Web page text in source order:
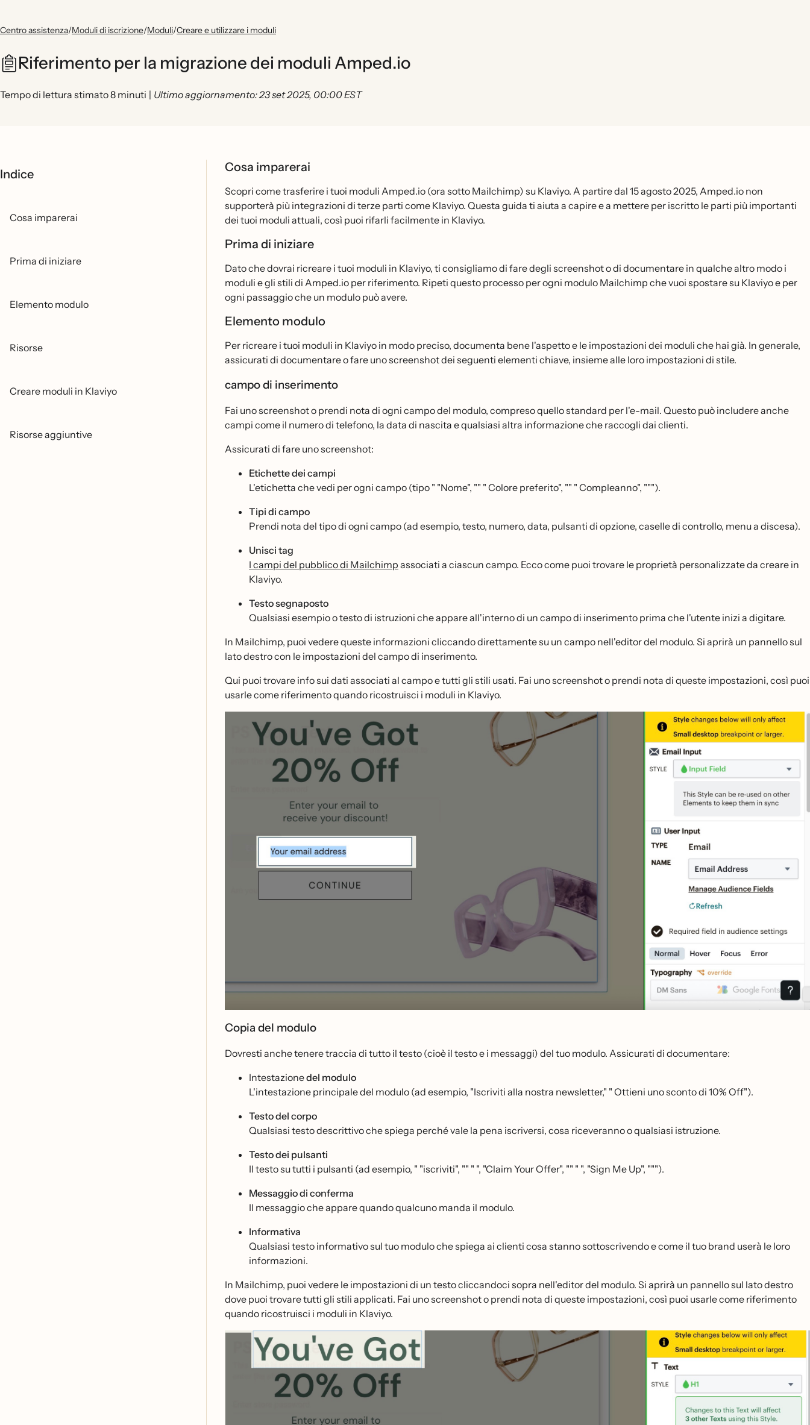
Centro assistenza/Moduli di iscrizione/Moduli/Creare e utilizzare i moduli
Riferimento per la migrazione dei moduli Amped.io
Tempo di lettura stimato 8 minuti | Ultimo aggiornamento: 23 set 2025, 00:00 EST
Indice
Cosa imparerai
Prima di iniziare
Elemento modulo
Risorse
Creare moduli in Klaviyo
Risorse aggiuntive
Cosa imparerai
Scopri come trasferire i tuoi moduli Amped.io (ora sotto Mailchimp) su Klaviyo. A partire dal 15 agosto 2025, Amped.io non
supporterà più integrazioni di terze parti come Klaviyo. Questa guida ti aiuta a capire e a mettere per iscritto le parti più importanti
dei tuoi moduli attuali, così puoi rifarli facilmente in Klaviyo.
Prima di iniziare
Dato che dovrai ricreare i tuoi moduli in Klaviyo, ti consigliamo di fare degli screenshot o di documentare in qualche altro modo i
moduli e gli stili di Amped.io per riferimento. Ripeti questo processo per ogni modulo Mailchimp che vuoi spostare su Klaviyo e per
ogni passaggio che un modulo può avere.
Elemento modulo
Per ricreare i tuoi moduli in Klaviyo in modo preciso, documenta bene l'aspetto e le impostazioni dei moduli che hai già. In generale,
assicurati di documentare o fare uno screenshot dei seguenti elementi chiave, insieme alle loro impostazioni di stile.
campo di inserimento
Fai uno screenshot o prendi nota di ogni campo del modulo, compreso quello standard per l'e-mail. Questo può includere anche
campi come il numero di telefono, la data di nascita e qualsiasi altra informazione che raccogli dai clienti.
Assicurati di fare uno screenshot:
Etichette dei campi
L'etichetta che vedi per ogni campo (tipo " "Nome", "" " Colore preferito", "" " Compleanno", """).
Tipi di campo
Prendi nota del tipo di ogni campo (ad esempio, testo, numero, data, pulsanti di opzione, caselle di controllo, menu a discesa).
Unisci tag
I campi del pubblico di Mailchimp associati a ciascun campo. Ecco come puoi trovare le proprietà personalizzate da creare in
Klaviyo.
Testo segnaposto
Qualsiasi esempio o testo di istruzioni che appare all'interno di un campo di inserimento prima che l'utente inizi a digitare.
In Mailchimp, puoi vedere queste informazioni cliccando direttamente su un campo nell'editor del modulo. Si aprirà un pannello sul
lato destro con le impostazioni del campo di inserimento.
Qui puoi trovare info sui dati associati al campo e tutti gli stili usati. Fai uno screenshot o prendi nota di queste impostazioni, così puoi
usarle come riferimento quando ricostruisci i moduli in Klaviyo.
Copia del modulo
Dovresti anche tenere traccia di tutto il testo (cioè il testo e i messaggi) del tuo modulo. Assicurati di documentare:
Intestazionedel modulo
L'intestazione principale del modulo (ad esempio, "Iscriviti alla nostra newsletter," " Ottieni uno sconto di 10% Off").
Testo del corpo
Qualsiasi testo descrittivo che spiega perché vale la pena iscriversi, cosa riceveranno o qualsiasi istruzione.
Testo dei pulsanti
Il testo su tutti i pulsanti (ad esempio, " "iscriviti", "" " ", "Claim Your Offer", "" " ", "Sign Me Up", """).
Messaggio di conferma
Il messaggio che appare quando qualcuno manda il modulo.
Informativa
Qualsiasi testo informativo sul tuo modulo che spiega ai clienti cosa stanno sottoscrivendo e come il tuo brand userà le loro
informazioni.
In Mailchimp, puoi vedere le impostazioni di un testo cliccandoci sopra nell'editor del modulo. Si aprirà un pannello sul lato destro
dove puoi trovare tutti gli stili applicati. Fai uno screenshot o prendi nota di queste impostazioni, così puoi usarle come riferimento
quando ricostruisci i moduli in Klaviyo.